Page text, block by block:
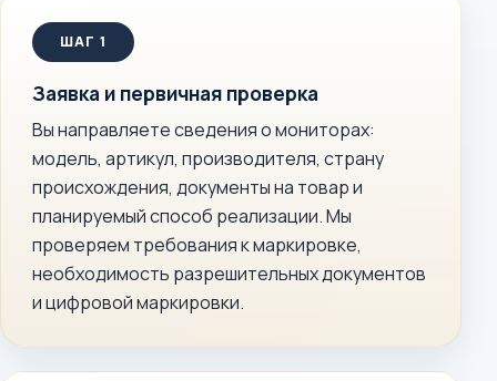
Заявка и первичная проверка
Вы направляете сведения о мониторах:
модель, артикул, производителя, страну
происхождения, документы на товар и
планируемый способ реализации. Мы
проверяем требования к маркировке,
необходимость разрешительных документов
и цифровой маркировки.